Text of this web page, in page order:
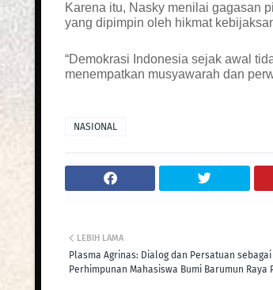
Karena itu, Nasky menilai gagasan
yang dipimpin oleh hikmat
“Demokrasi Indonesia sejak awal
menempatkan musyawarah dan
NASIONAL
LEBIH LAMA
Plasma Agrinas: Dialog dan Persatuan
Perhimpunan Mahasiswa Bumi Barumun Raya